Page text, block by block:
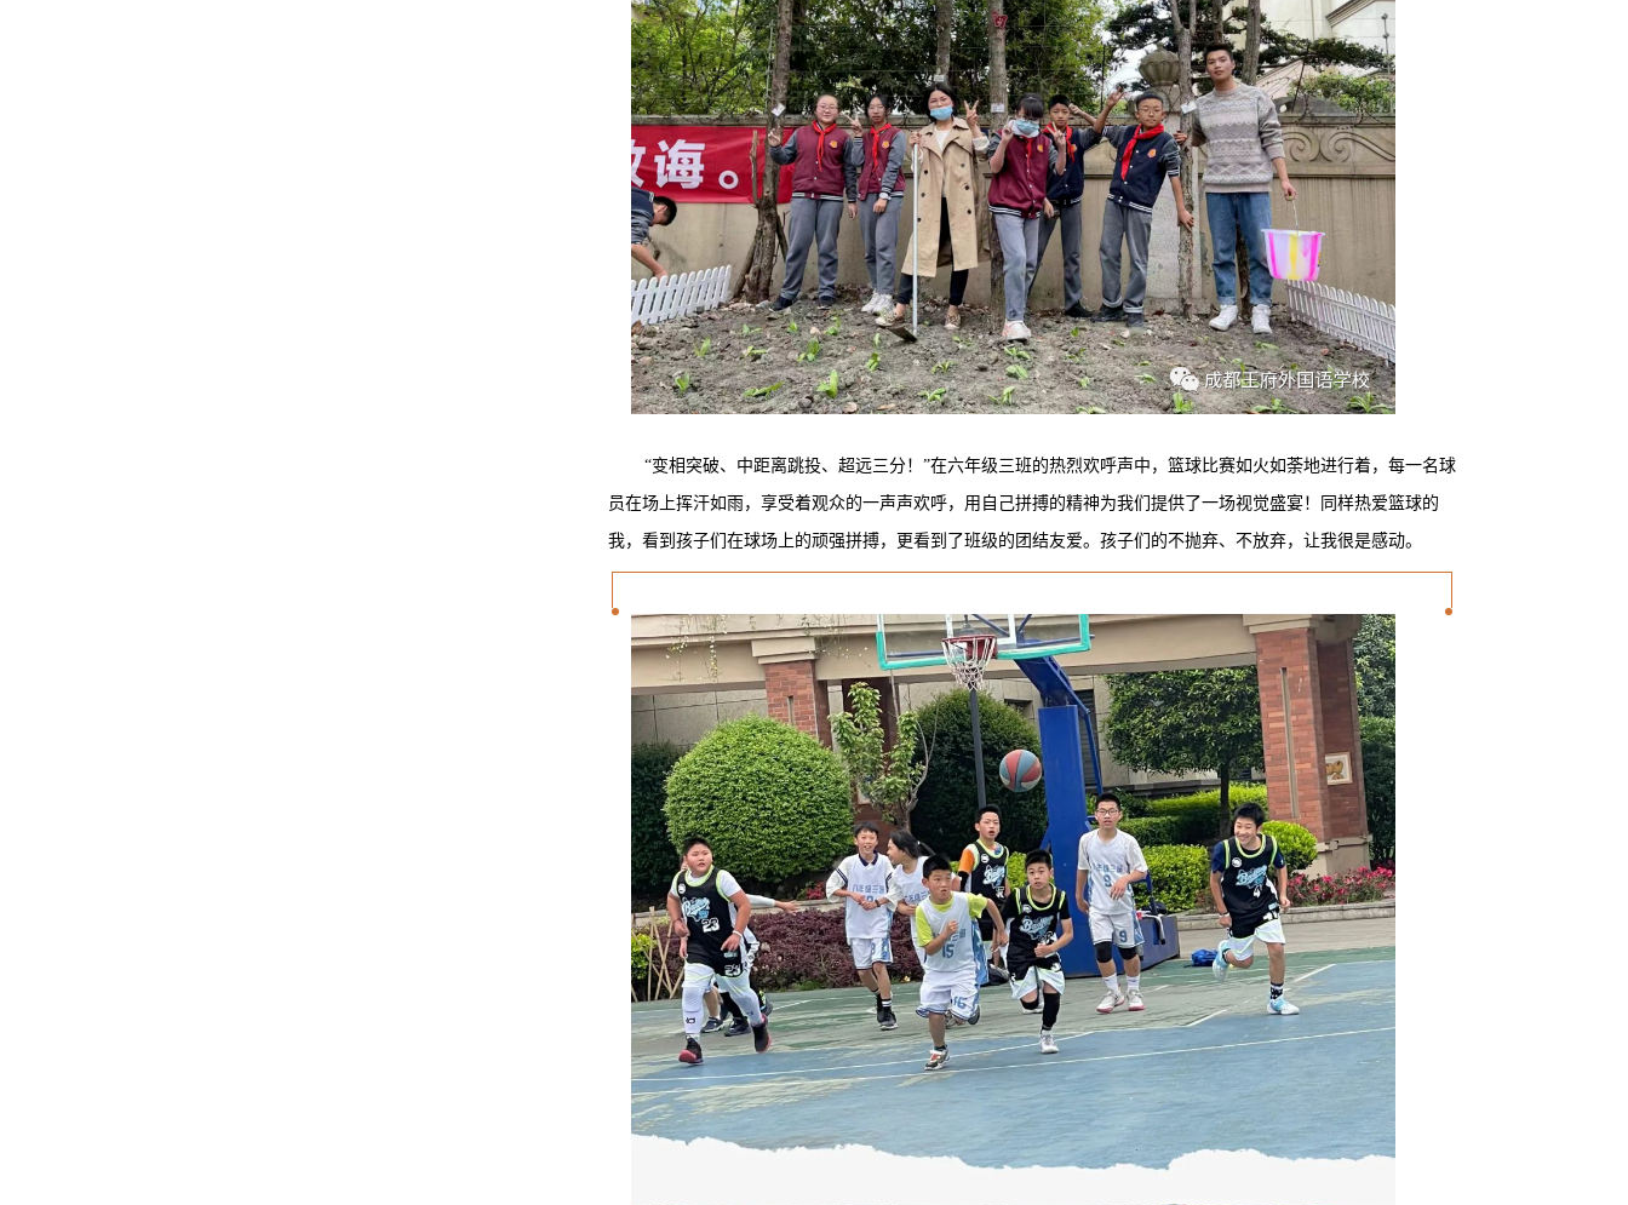
“变相突破、中距离跳投、超远三分！”在六年级三班的热烈欢呼声中，篮球比赛如火如荼地进行着，每一名球
员在场上挥汗如雨，享受着观众的一声声欢呼，用自己拼搏的精神为我们提供了一场视觉盛宴！同样热爱篮球的
我，看到孩子们在球场上的顽强拼搏，更看到了班级的团结友爱。孩子们的不抛弃、不放弃，让我很是感动。